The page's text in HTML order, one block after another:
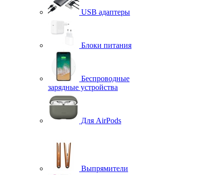
USB адаптеры
Блоки питания
Беспроводные
зарядные устройства
Для AirPods
Выпрямители